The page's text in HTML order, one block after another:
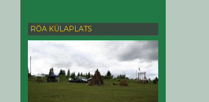
RÖA KÜLAPLATS